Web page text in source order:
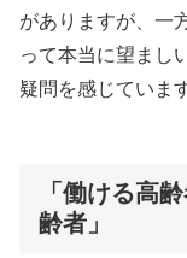
がありますが、一
って本当に望まし
疑問を感じていま
「働ける高
齢者」